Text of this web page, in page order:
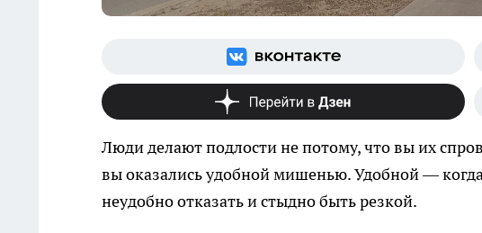
Люди делают подлости не потому, что вы их
вы оказались удобной мишенью. Удобной —
неудобно отказать и стыдно быть резкой.